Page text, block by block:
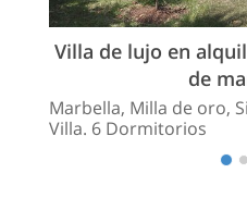
Villa de lujo en
de
Marbella, Milla de oro,
Villa. 6 Dormitorios